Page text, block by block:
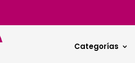
Categorías